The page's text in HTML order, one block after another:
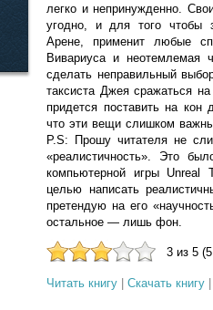
легко и непринужденно.
угодно, и для того чтобы
Арене, применит любые
Вивариуса и
сделать неправильный
таксиста Джея сражаться
придется поставить на
что эти вещи слишком
P.S: Прошу читателя не
«реалистичность». Это
компьютерной игры Unreal
целью написать
претендую на его
остальное — лишь фон.
3 из 5
Читать книгу Скачать книгу